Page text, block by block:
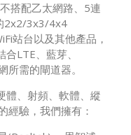
搭配乙太網路、5連
2x2/3x3/4x4
站台以及其他產品，
LTE、藍芽、
需的閘道器。
體、射頻、軟體、縱
經驗，我們擁有：